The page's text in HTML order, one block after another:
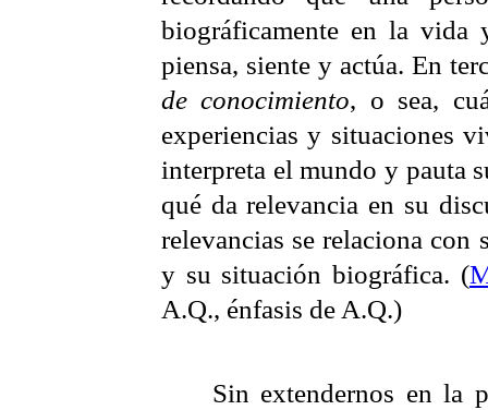
biográficamente en la vida
piensa, siente y actúa. En
de conocimiento, o sea,
experiencias y situaciones
interpreta el mundo y pauta
qué da relevancia en su
relevancias se relaciona con
y su situación biográfica. (
A.Q., énfasis de A.Q.)
Sin extendernos en la